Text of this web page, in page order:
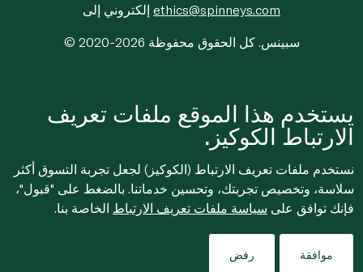
ethics@spinneys.com
© 2020-2026 سبينس. كل الحقوق محفوظة
يستخدم هذا الموقع ملفات تعريف
الارتباط الكوكيز.
نستخدم ملفات تعريف الارتباط (الكوكيز) لجعل تجربة التسوق أكثر
سلاسة، وتخصيص تجربتك، وتحسين خدماتنا. بالضغط على "قبول"،
فإنك توافق على سياسة ملفات تعريف الارتباط الخاصة بنا.
موافقة رفض